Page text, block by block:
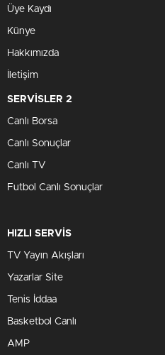
Üye Kaydı
Künye
Hakkımızda
İletişim
SERVİSLER 2
Canlı Borsa
Canlı Sonuçlar
Canlı TV
Futbol Canlı Sonuçlar
HIZLI SERVİS
TV Yayın Akışları
Yazarlar Site
Tenis İddaa
Basketbol Canlı
AMP